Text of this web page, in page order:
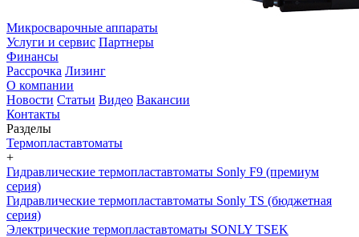
Микросварочные аппараты
Услуги и сервис Партнеры
Финансы
Рассрочка Лизинг
О компании
Новости Статьи Видео Вакансии
Контакты
Разделы
Термопластавтоматы
+
Гидравлические термопластавтоматы Sonly F9 (премиум
серия)
Гидравлические термопластавтоматы Sonly TS (бюджетная
серия)
Электрические термопластавтоматы SONLY TSEK